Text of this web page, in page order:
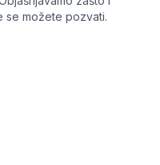
se možete pozvati.